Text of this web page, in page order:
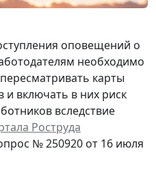
оповещений о
необходимо
карты
включать в них риск
вследствие
Роструда
№ 250920 от 16 июля